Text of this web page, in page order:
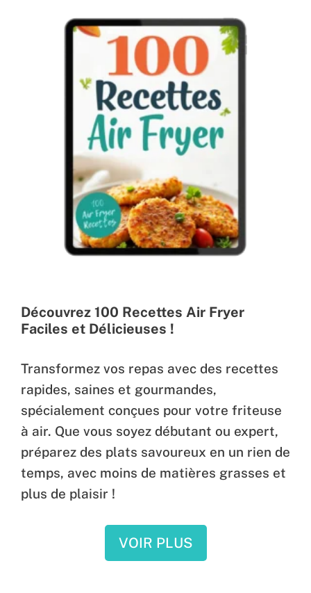
Découvrez 100 Recettes Air Fryer
Faciles et Délicieuses !
Transformez vos repas avec des recettes
rapides, saines et gourmandes,
spécialement conçues pour votre friteuse
à air. Que vous soyez débutant ou expert,
préparez des plats savoureux en un rien de
temps, avec moins de matières grasses et
plus de plaisir !
VOIR PLUS